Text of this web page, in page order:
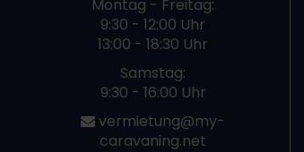
Montag - Freitag:
9:30 - 12:00 Uhr
13:00 - 18:30 Uhr
Samstag:
9:30 - 16:00 Uhr
vermietung@my-
caravaning.net